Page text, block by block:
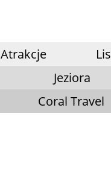
Atrakcje
Jeziora
Coral Travel